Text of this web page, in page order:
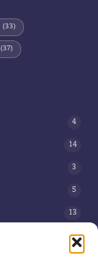
(33)
(37)
4
14
3
5
13
42